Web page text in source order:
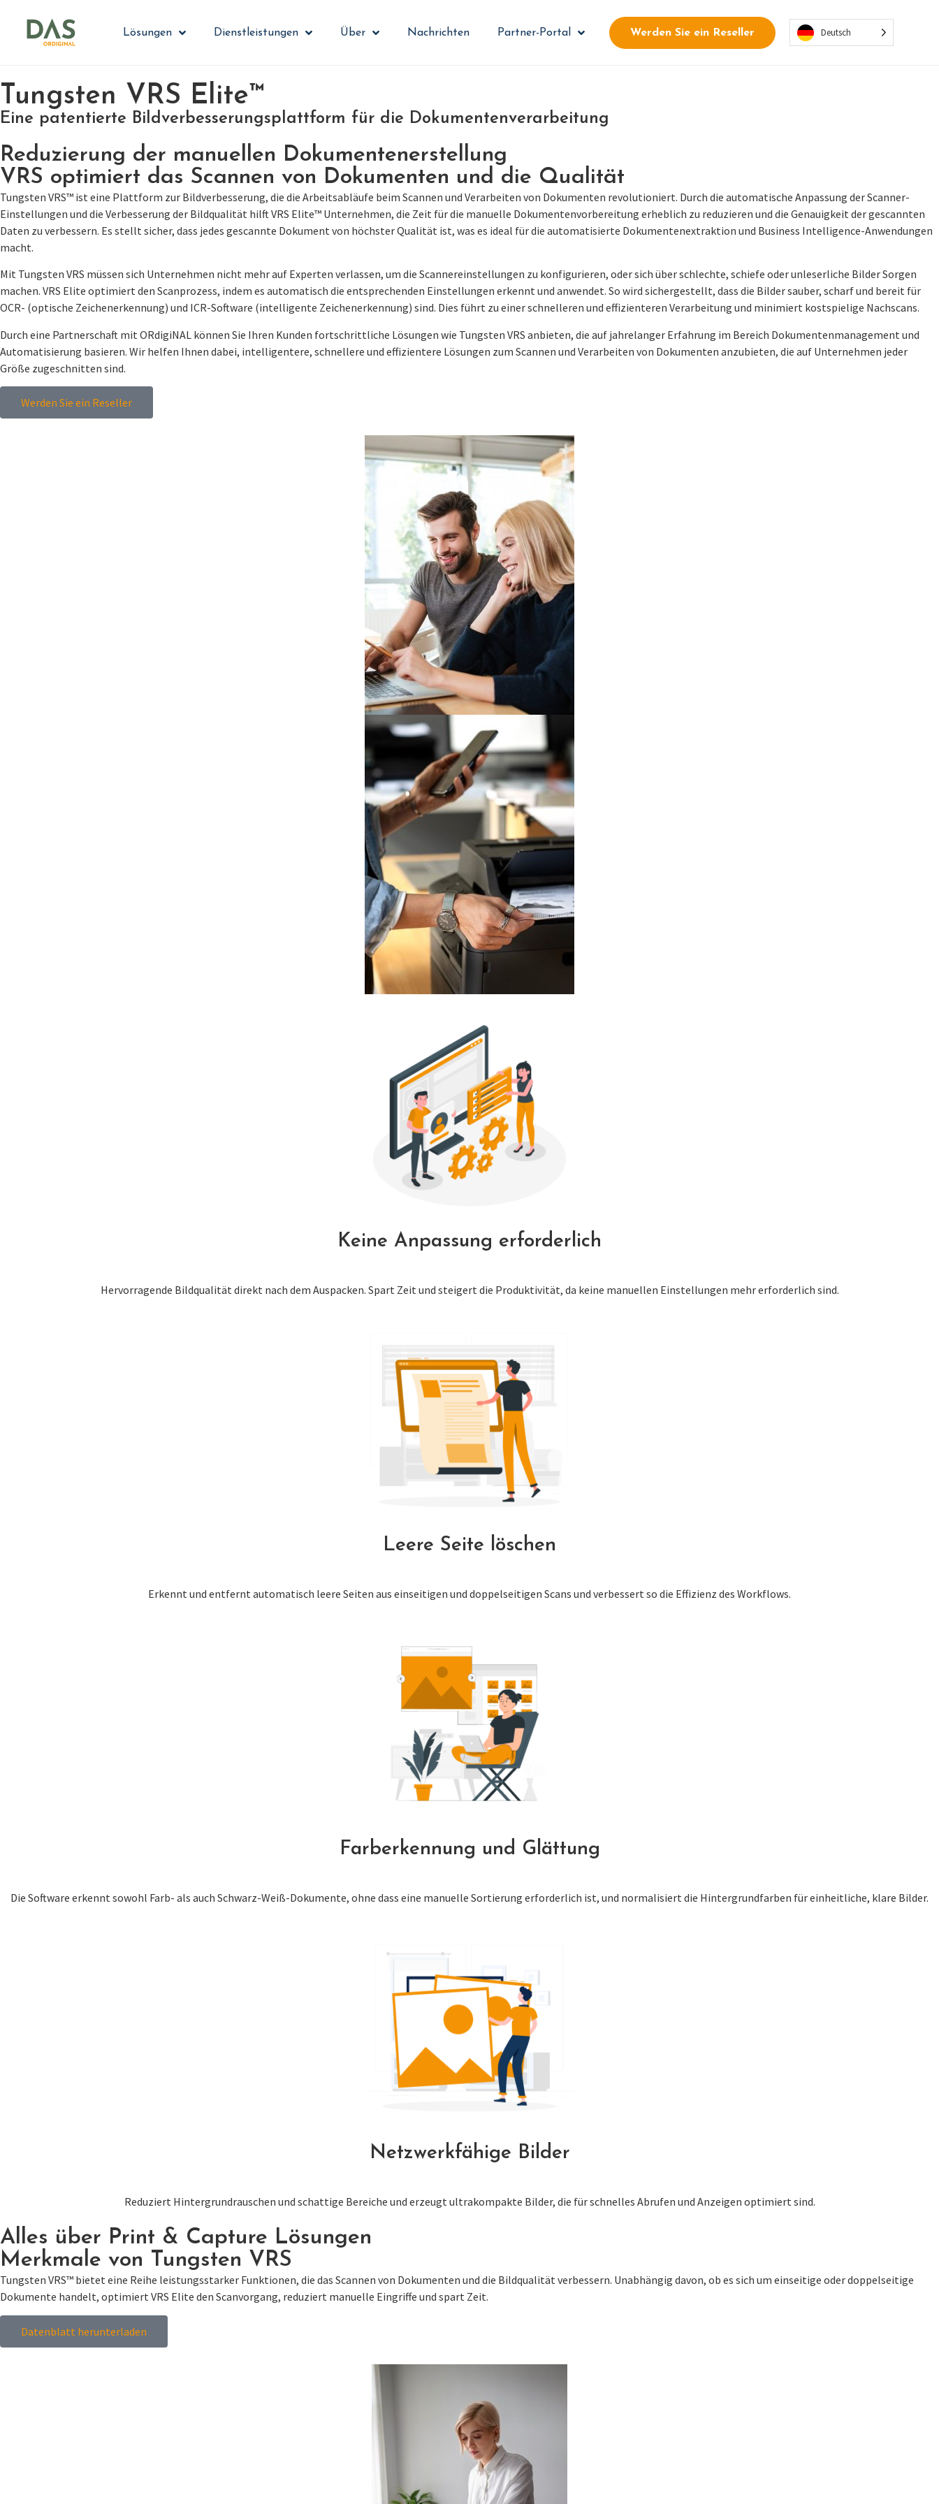
Lösungen Dienstleistungen Über Nachrichten Partner-Portal Werden Sie ein Reseller Deutsch
Tungsten VRS Elite™
Eine patentierte Bildverbesserungsplattform für die Dokumentenverarbeitung
Reduzierung der manuellen Dokumentenerstellung
VRS optimiert das Scannen von Dokumenten und die Qualität
Tungsten VRS™ ist eine Plattform zur Bildverbesserung, die die Arbeitsabläufe beim Scannen und Verarbeiten von Dokumenten revolutioniert. Durch die automatische Anpassung der Scanner-
Einstellungen und die Verbesserung der Bildqualität hilft VRS Elite™ Unternehmen, die Zeit für die manuelle Dokumentenvorbereitung erheblich zu reduzieren und die Genauigkeit der gescannten
Daten zu verbessern. Es stellt sicher, dass jedes gescannte Dokument von höchster Qualität ist, was es ideal für die automatisierte Dokumentenextraktion und Business Intelligence-Anwendungen
macht.
Mit Tungsten VRS müssen sich Unternehmen nicht mehr auf Experten verlassen, um die Scannereinstellungen zu konfigurieren, oder sich über schlechte, schiefe oder unleserliche Bilder Sorgen
machen. VRS Elite optimiert den Scanprozess, indem es automatisch die entsprechenden Einstellungen erkennt und anwendet. So wird sichergestellt, dass die Bilder sauber, scharf und bereit für
OCR- (optische Zeichenerkennung) und ICR-Software (intelligente Zeichenerkennung) sind. Dies führt zu einer schnelleren und effizienteren Verarbeitung und minimiert kostspielige Nachscans.
Durch eine Partnerschaft mit ORdigiNAL können Sie Ihren Kunden fortschrittliche Lösungen wie Tungsten VRS anbieten, die auf jahrelanger Erfahrung im Bereich Dokumentenmanagement und
Automatisierung basieren. Wir helfen Ihnen dabei, intelligentere, schnellere und effizientere Lösungen zum Scannen und Verarbeiten von Dokumenten anzubieten, die auf Unternehmen jeder
Größe zugeschnitten sind.
Werden Sie ein Reseller
Keine Anpassung erforderlich
Hervorragende Bildqualität direkt nach dem Auspacken. Spart Zeit und steigert die Produktivität, da keine manuellen Einstellungen mehr erforderlich sind.
Leere Seite löschen
Erkennt und entfernt automatisch leere Seiten aus einseitigen und doppelseitigen Scans und verbessert so die Effizienz des Workflows.
Farberkennung und Glättung
Die Software erkennt sowohl Farb- als auch Schwarz-Weiß-Dokumente, ohne dass eine manuelle Sortierung erforderlich ist, und normalisiert die Hintergrundfarben für einheitliche, klare Bilder.
Netzwerkfähige Bilder
Reduziert Hintergrundrauschen und schattige Bereiche und erzeugt ultrakompakte Bilder, die für schnelles Abrufen und Anzeigen optimiert sind.
Alles über Print & Capture Lösungen
Merkmale von Tungsten VRS
Tungsten VRS™ bietet eine Reihe leistungsstarker Funktionen, die das Scannen von Dokumenten und die Bildqualität verbessern. Unabhängig davon, ob es sich um einseitige oder doppelseitige
Dokumente handelt, optimiert VRS Elite den Scanvorgang, reduziert manuelle Eingriffe und spart Zeit.
Datenblatt herunterladen